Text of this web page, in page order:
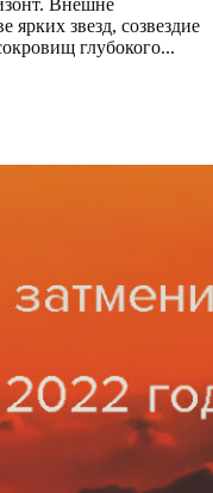
ярких звезд, созвездие
глубокого...